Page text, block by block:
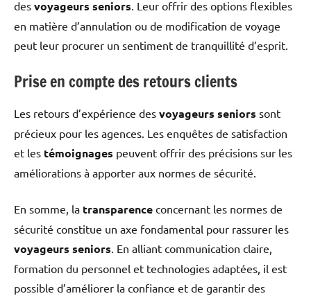
des voyageurs seniors . Leur offrir des options flexibles
en matière d’annulation ou de modification de voyage
peut leur procurer un sentiment de tranquillité d’esprit.
Prise en compte des retours clients
Les retours d’expérience des voyageurs seniors sont
précieux pour les agences. Les enquêtes de satisfaction
et les témoignages peuvent offrir des précisions sur les
améliorations à apporter aux normes de sécurité.
En somme, la transparence concernant les normes de
sécurité constitue un axe fondamental pour rassurer les
voyageurs seniors. En alliant communication claire,
formation du personnel et technologies adaptées, il est
possible d’améliorer la confiance et de garantir des